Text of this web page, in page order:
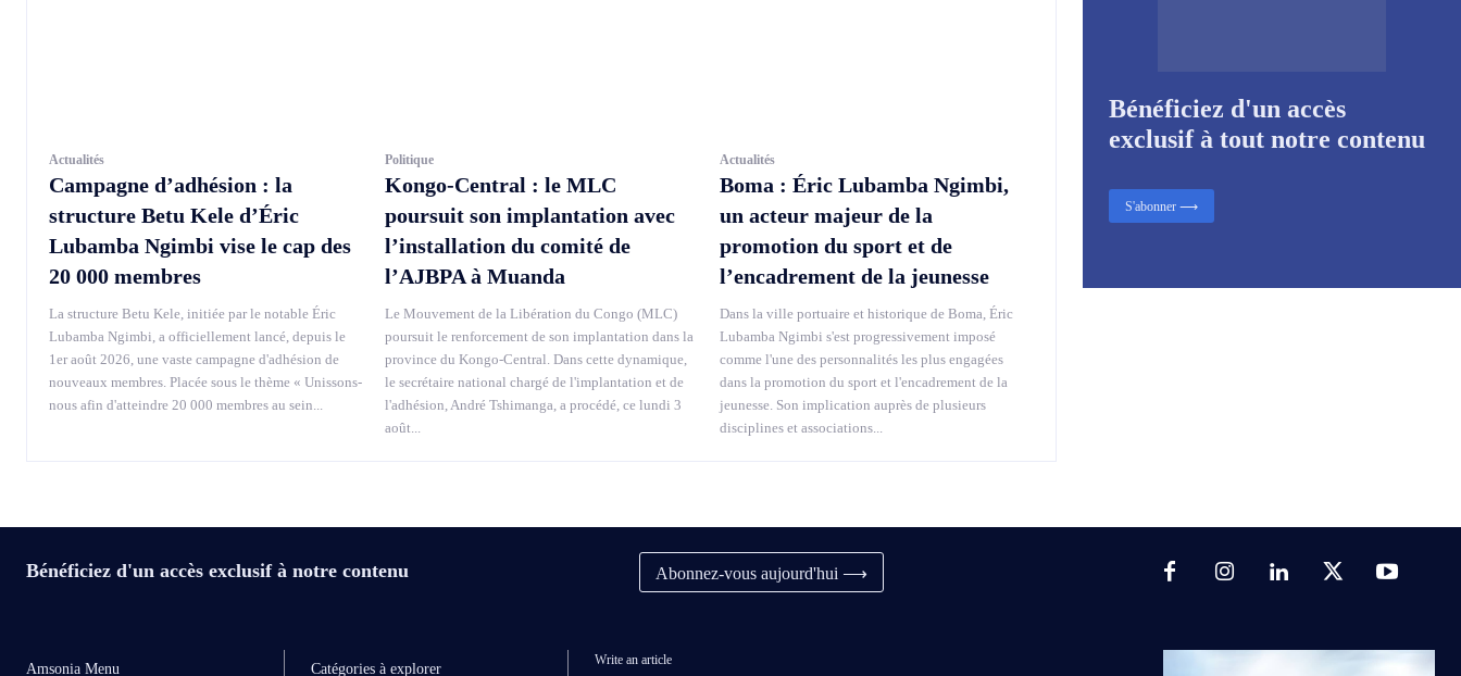
Actualités
Campagne d’adhésion : la
structure Betu Kele d’Éric
Lubamba Ngimbi vise le cap des
20 000 membres
La structure Betu Kele, initiée par le notable Éric
Lubamba Ngimbi, a officiellement lancé, depuis le
1er août 2026, une vaste campagne d'adhésion de
nouveaux membres. Placée sous le thème « Unissons-
nous afin d'atteindre 20 000 membres au sein...
Politique
Kongo-Central : le MLC
poursuit son implantation avec
l’installation du comité de
l’AJBPA à Muanda
Le Mouvement de la Libération du Congo (MLC)
poursuit le renforcement de son implantation dans la
province du Kongo-Central. Dans cette dynamique,
le secrétaire national chargé de l'implantation et de
l'adhésion, André Tshimanga, a procédé, ce lundi 3
août...
Actualités
Boma : Éric Lubamba Ngimbi,
un acteur majeur de la
promotion du sport et de
l’encadrement de la jeunesse
Dans la ville portuaire et historique de Boma, Éric
Lubamba Ngimbi s'est progressivement imposé
comme l'une des personnalités les plus engagées
dans la promotion du sport et l'encadrement de la
jeunesse. Son implication auprès de plusieurs
disciplines et associations...
Bénéficiez d'un accès
exclusif à tout notre contenu
S'abonner ⟶
Bénéficiez d'un accès exclusif à notre contenu Abonnez-vous aujourd'hui ⟶
Amsonia Menu Catégories à explorer
Write an article